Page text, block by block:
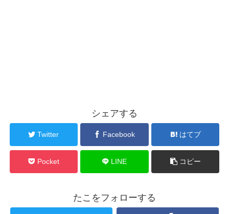
シェアする
Twitter Facebook はてブ
Pocket LINE コピー
たこをフォローする